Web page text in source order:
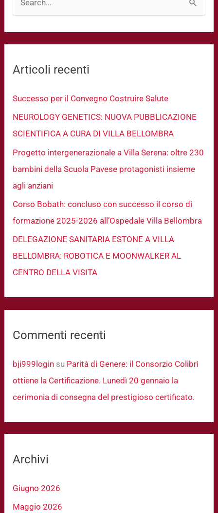
a
Articoli recenti
Successo per il Convegno Costruire Salute
NEUROLOGY GENETICS: NUOVA PUBBLICAZIONE
SCIENTIFICA A CURA DI VILLA BELLOMBRA
Progetto intergenerazionale a Villa Serena: oltre 230
bambini della Scuola Pavese protagonisti insieme
agli anziani
Corso Bobath: concluso con successo il corso di
formazione 2025-2026 all’Ospedale Villa Bellombra
DELEGAZIONE SANITARIA ESTONE A VILLA
BELLOMBRA: ROBOTICA E MOONWALKER AL
CENTRO DELLA VISITA
Commenti recenti
bji999login su Parità di Genere: il Consorzio Colibrì
ottiene la Certificazione. Lunedì 20 gennaio la
cerimonia di consegna del prestigioso certificato.
Archivi
Giugno 2026
Maggio 2026